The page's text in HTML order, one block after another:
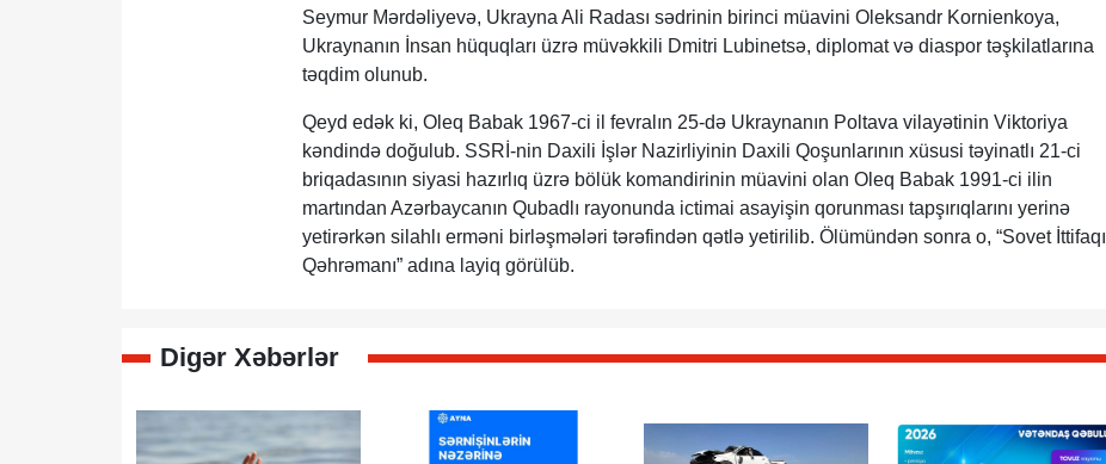
Seymur Mərdəliyevə, Ukrayna Ali Radası sədrinin birinci müavini Oleksandr Kornienkoya,
Ukraynanın İnsan hüquqları üzrə müvəkkili Dmitri Lubinetsə, diplomat və diaspor təşkilatlarına
təqdim olunub.
Qeyd edək ki, Oleq Babak 1967-ci il fevralın 25-də Ukraynanın Poltava vilayətinin Viktoriya
kəndində doğulub. SSRİ-nin Daxili İşlər Nazirliyinin Daxili Qoşunlarının xüsusi təyinatlı 21-ci
briqadasının siyasi hazırlıq üzrə bölük komandirinin müavini olan Oleq Babak 1991-ci ilin
martından Azərbaycanın Qubadlı rayonunda ictimai asayişin qorunması tapşırıqlarını yerinə
yetirərkən silahlı erməni birləşmələri tərəfindən qətlə yetirilib. Ölümündən sonra o, “Sovet İttifaqı
Qəhrəmanı” adına layiq görülüb.
Digər Xəbərlər